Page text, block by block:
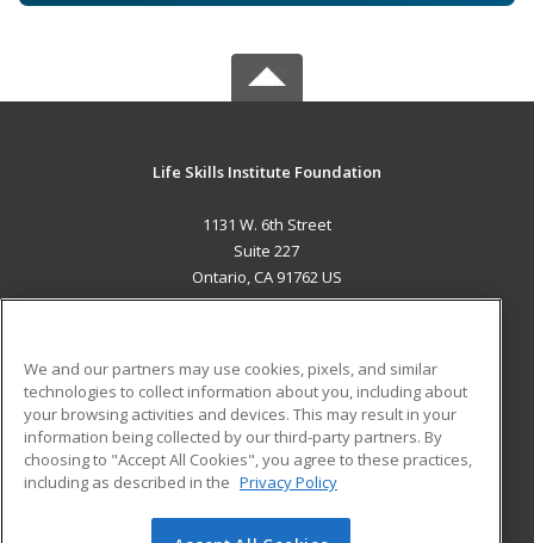
Life Skills Institute Foundation
1131 W. 6th Street
Suite 227
Ontario, CA 91762 US
ADDITIONAL RESOURCES
Military
Financial Assistance
Help
Student Blog
We and our partners may use cookies, pixels, and similar
technologies to collect information about you, including about
your browsing activities and devices. This may result in your
information being collected by our third-party partners. By
choosing to "Accept All Cookies", you agree to these practices,
including as described in the Privacy Policy